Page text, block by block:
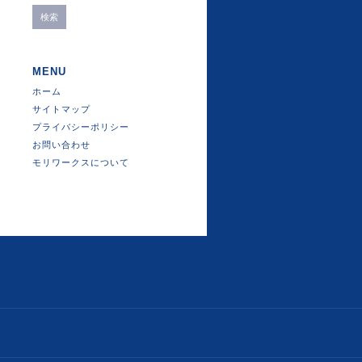
MENU
ホーム
サイトマップ
プライバシーポリシー
お問い合わせ
モリワークスについて